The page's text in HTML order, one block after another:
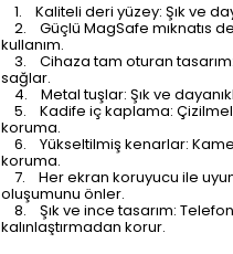
1. Kaliteli deri yüzey: Şık ve
2. Güçlü MagSafe mıknatıs
kullanım.
3. Cihaza tam oturan
sağlar.
4. Metal tuşlar: Şık ve
5. Kadife iç kaplama:
koruma.
6. Yükseltilmiş kenarlar:
koruma.
7. Her ekran koruyucu ile
oluşumunu önler.
8. Şık ve ince tasarım:
kalınlaştırmadan korur.